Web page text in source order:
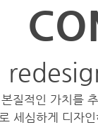
질적인 가치를
세심하게 디자